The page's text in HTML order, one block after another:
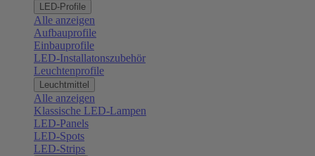
LED-Profile
Alle anzeigen
Aufbauprofile
Einbauprofile
LED-Installatonszubehör
Leuchtenprofile
Leuchtmittel
Alle anzeigen
Klassische LED-Lampen
LED-Panels
LED-Spots
LED-Strips